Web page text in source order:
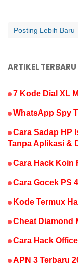
Posting Lebih Baru
ARTIKEL TERBARU
7 Kode Dial XL
WhatsApp Spy
Cara Sadap HP
Tanpa Aplikasi &
Cara Hack Koin
Cara Gocek PS
Kode Termux
Cheat Diamond
Cara Hack
APN 3 Terbaru